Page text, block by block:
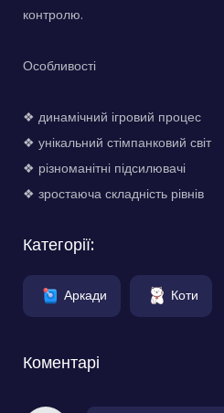
контролю.
Особливості
❖ динамічний ігровий процес
❖ унікальний стімпанковий світ
❖ різноманітні підсилювачі
❖ зростаюча складність рівнів
Категорії:
Аркади Коти
Коментарі